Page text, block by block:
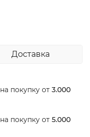
Доставка
на покупку от 3.000
на покупку от 5.000